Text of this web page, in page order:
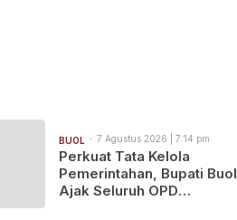
BUOL 7 Agustus 2026 | 7:14 pm
Perkuat Tata Kelola
Pemerintahan, Bupati Buol
Ajak Seluruh OPD